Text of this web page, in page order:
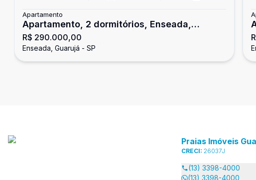
Apartamento
Apartamento, 2 dormitórios, Enseada,
Guarujá
R$ 290.000,00
Enseada, Guarujá - SP
Praias Imóveis
CRECI: 26037J
(13) 3398-4000
(13) 3398-4000